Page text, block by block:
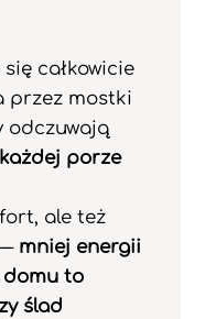
całkowicie
przez mostki
odczuwają
porze
ale też
mniej energii
to
ślad